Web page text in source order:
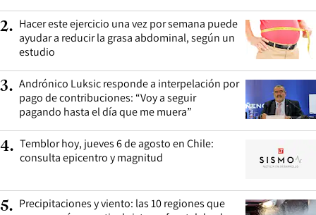
2. Hacer este ejercicio una vez por semana puede
ayudar a reducir la grasa abdominal, según un
estudio
3. Andrónico Luksic responde a interpelación por
pago de contribuciones: “Voy a seguir
pagando hasta el día que me muera”
4. Temblor hoy, jueves 6 de agosto en Chile:
consulta epicentro y magnitud
5. Precipitaciones y viento: las 10 regiones que